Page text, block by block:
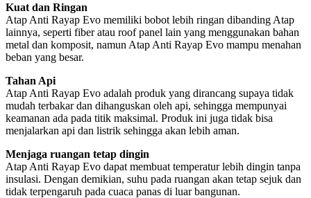
Kuat dan Ringan
Atap Anti Rayap Evo memiliki bobot lebih ringan dibanding Atap
lainnya, seperti fiber atau roof panel lain yang menggunakan bahan
metal dan komposit, namun Atap Anti Rayap Evo mampu menahan
beban yang besar.
Tahan Api
Atap Anti Rayap Evo adalah produk yang dirancang supaya tidak
mudah terbakar dan dihanguskan oleh api, sehingga mempunyai
keamanan ada pada titik maksimal. Produk ini juga tidak bisa
menjalarkan api dan listrik sehingga akan lebih aman.
Menjaga ruangan tetap dingin
Atap Anti Rayap Evo dapat membuat temperatur lebih dingin tanpa
insulasi. Dengan demikian, suhu pada ruangan akan tetap sejuk dan
tidak terpengaruh pada cuaca panas di luar bangunan.